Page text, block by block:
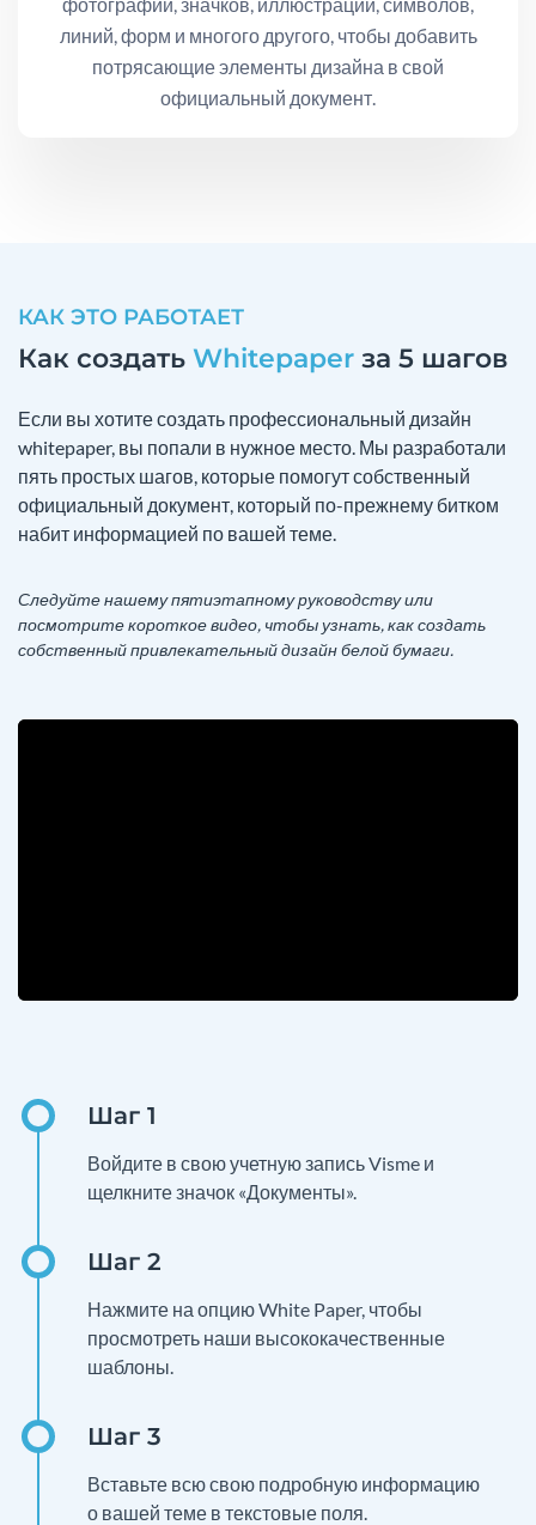
линий, форм и многого другого, чтобы добавить
потрясающие элементы дизайна в свой
официальный документ.
КАК ЭТО РАБОТАЕТ
Как создать Whitepaper за 5 шагов
Если вы хотите создать профессиональный дизайн
whitepaper, вы попали в нужное место. Мы разработали
пять простых шагов, которые помогут собственный
официальный документ, который по-прежнему битком
набит информацией по вашей теме.
Следуйте нашему пятиэтапному руководству или
посмотрите короткое видео, чтобы узнать, как создать
собственный привлекательный дизайн белой бумаги.
Войдите в свою учетную запись Visme и
щелкните значок «Документы».
Нажмите на опцию White Paper, чтобы
просмотреть наши высококачественные
шаблоны.
Вставьте всю свою подробную информацию
о вашей теме в текстовые поля.